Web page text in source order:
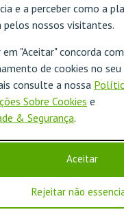
e a perceber como a
nossos visitantes.
"Aceitar" concorda
de cookies no seu
consulte a nossa
Sobre Cookies e
& Segurança.
Aceitar
Rejeitar não
Zona Ribeirinha
Museu de Portimão